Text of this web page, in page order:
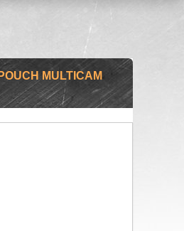
MULTICAM